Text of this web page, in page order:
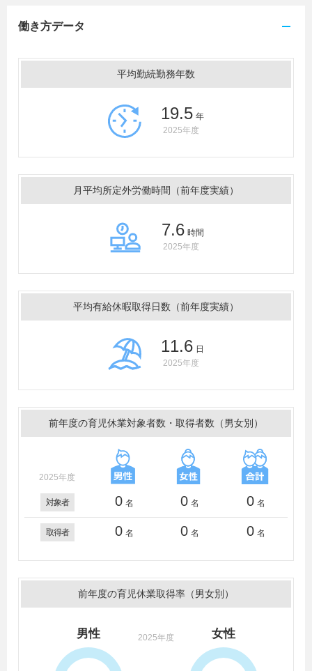
働き方データ
平均勤続勤務年数
19.5 年
2025年度
月平均所定外労働時間（前年度実績）
7.6 時間
2025年度
平均有給休暇取得日数（前年度実績）
11.6 日
2025年度
前年度の育児休業対象者数・取得者数（男女別）
2025年度
対象者 0 名 0 名 0 名
取得者 0 名 0 名 0 名
前年度の育児休業取得率（男女別）
2025年度
男性 女性